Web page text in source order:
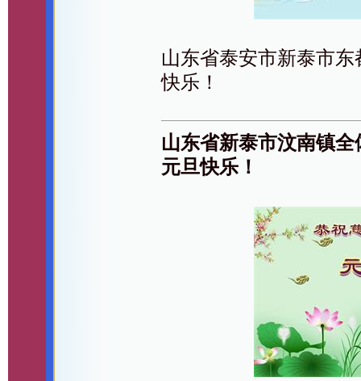
山东省泰安市新泰市
快乐！
山东省新泰市汶南镇
元旦快乐！